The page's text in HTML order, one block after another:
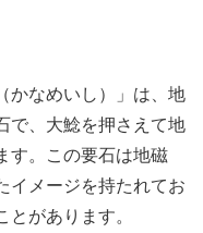
かなめいし）」は、地
で、大鯰を押さえて地
す。この要石は地磁
イメージを持たれてお
があります。